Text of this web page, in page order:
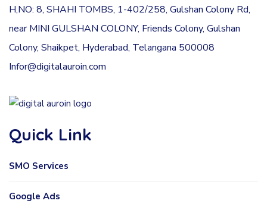
H,NO: 8, SHAHI TOMBS, 1-402/258, Gulshan Colony Rd,
near MINI GULSHAN COLONY, Friends Colony, Gulshan
Colony, Shaikpet, Hyderabad, Telangana 500008
Infor@digitalauroin.com
Quick Link
SMO Services
Google Ads